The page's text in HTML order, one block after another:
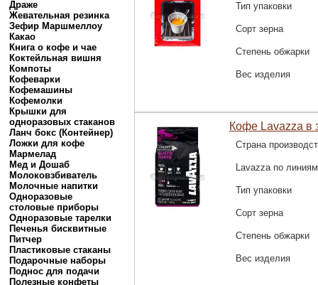
Драже
Жевательная резинка
Зефир Маршмеллоу
Какао
Книга о кофе и чае
Коктейльная вишня
Компоты
Кофеварки
Кофемашины
Кофемолки
Крышки для
одноразовых стаканов
Ланч бокс (Контейнер)
Ложки для кофе
Мармелад
Мед и Дошаб
Молоковзбиватель
Молочные напитки
Одноразовые
столовые приборы
Одноразовые тарелки
Печенья бисквитные
Питчер
Пластиковые стаканы
Подарочные наборы
Поднос для подачи
Полезные конфеты
Тип упаковки
Сорт зерна
Степень обжарки
Вес изделия
Кофе Lavazza в
Страна
Lavazza по линиям
Тип упаковки
Сорт зерна
Степень обжарки
Вес изделия